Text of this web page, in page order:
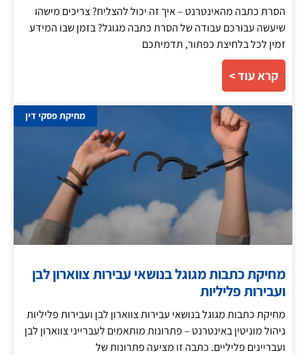
הסרת כתבה מהאינטרנט – איך זה יכול להצליח? צריכים מישהו
שיעשה עבורכם עבודה של הסרת כתבה מגוגל? בזמן שבו המידע
זמין לכל בלחיצת כפתור, תדמיתכם
קרא עוד >
מחיקת פסקי דין
מחיקת כתבות מגוגל בנושאי עבירות צווארון לבן
ועבירות פליליות
מחיקת כתבות מגוגל בנושאי עבירות צווארון לבן ועבירות פליליות
ניהול מוניטין באינטרנט – פתרונות מותאמים לעברייני צווארון לבן
ועבריינים פליליים. כתבה זו מציעה פתרונות של